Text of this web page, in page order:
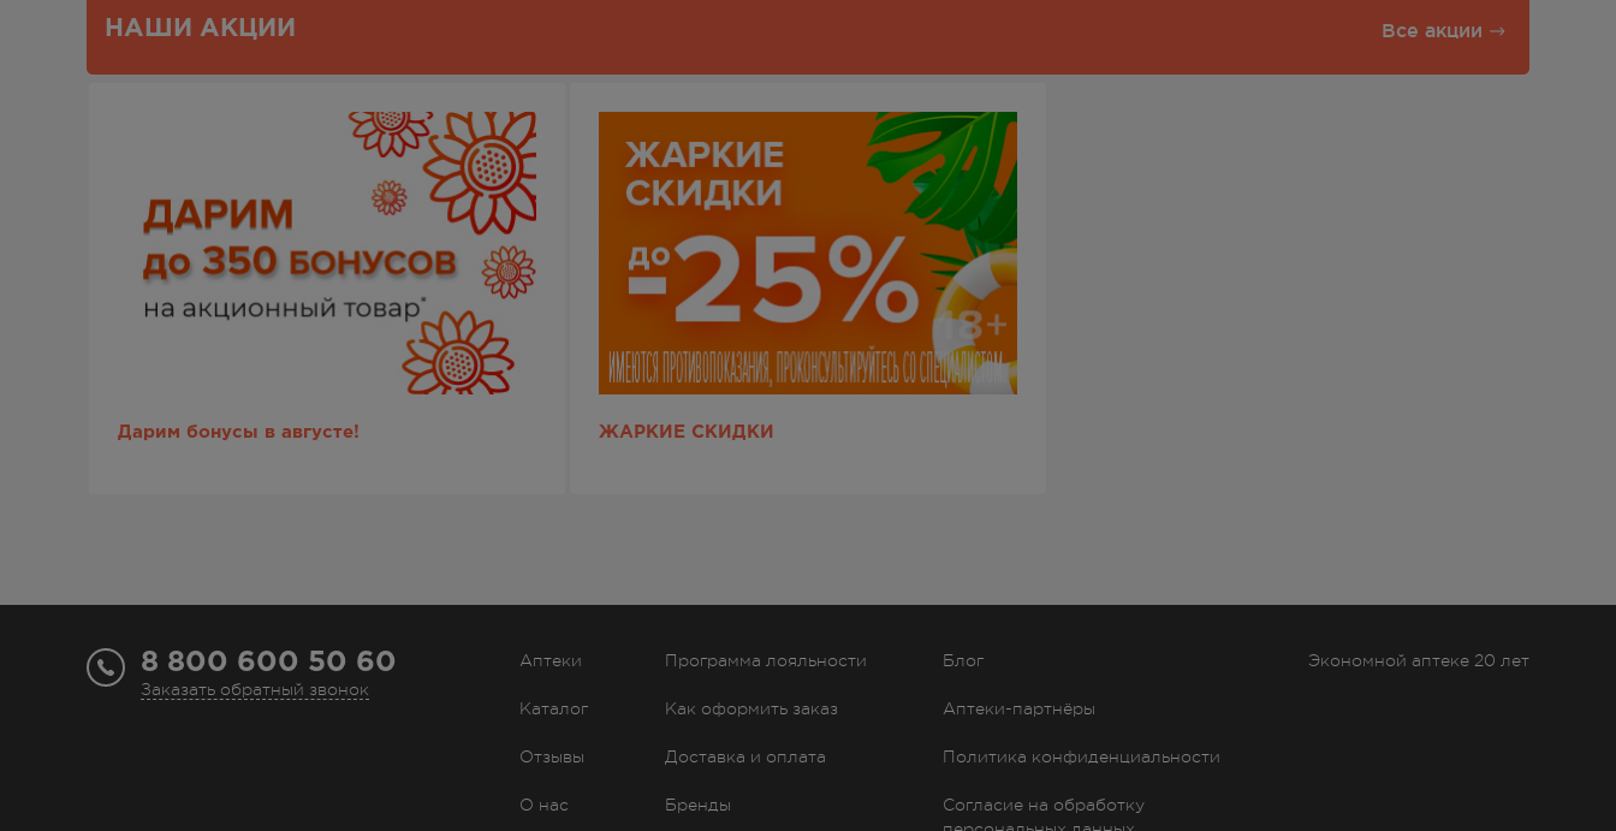
НАШИ АКЦИИ Все акции
Дарим бонусы в августе! ЖАРКИЕ СКИДКИ
8 800 600 50 60
Заказать обратный звонок
Аптеки
Каталог
Отзывы
О нас
Программа лояльности
Как оформить заказ
Доставка и оплата
Бренды
Блог
Аптеки-партнёры
Политика конфиденциальности
Согласие на обработку
Экономной аптеке 20 лет